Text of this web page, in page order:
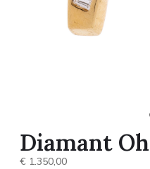
Diamant
€ 1.350,00